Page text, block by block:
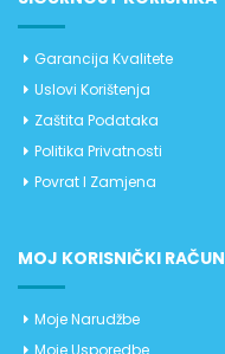
Garancija Kvalitete
Uslovi Korištenja
Zaštita Podataka
Politika Privatnosti
Povrat I Zamjena
MOJ KORISNIČKI RAČUN
Moje Narudžbe